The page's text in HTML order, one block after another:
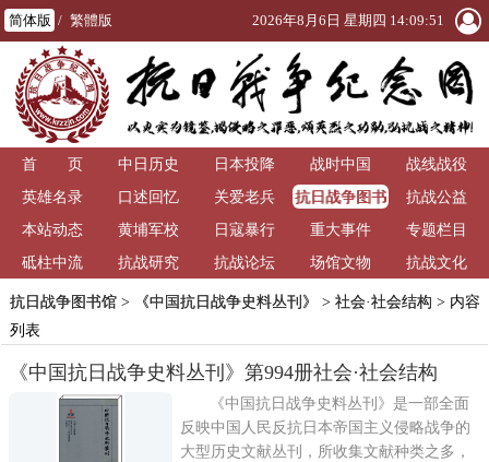
简体版 / 繁體版 2026年8月6日 星期四 14:09:51
首 页 中日历史 日本投降 战时中国
战线战役
英雄名录
口述回忆 关爱老兵
抗日战争图书
馆
抗战公益
本站动态
黄埔军校 日寇暴行 重大事件
专题栏目
砥柱中流
抗战研究 抗战论坛 场馆文物 抗战文化
抗日战争图书馆> 《中国抗日战争史料丛刊》 > 社会·社会结构 > 内容
列表
《中国抗日战争史料丛刊》第994册社会·社会结构
《中国抗日战争史料丛刊》是一部全面
反映中国人民反抗日本帝国主义侵略战争的
大型历史文献丛刊，所收集文献种类之多，